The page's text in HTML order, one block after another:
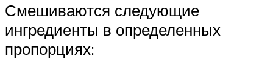
Смешиваются следующие
ингредиенты в определенных
пропорциях: